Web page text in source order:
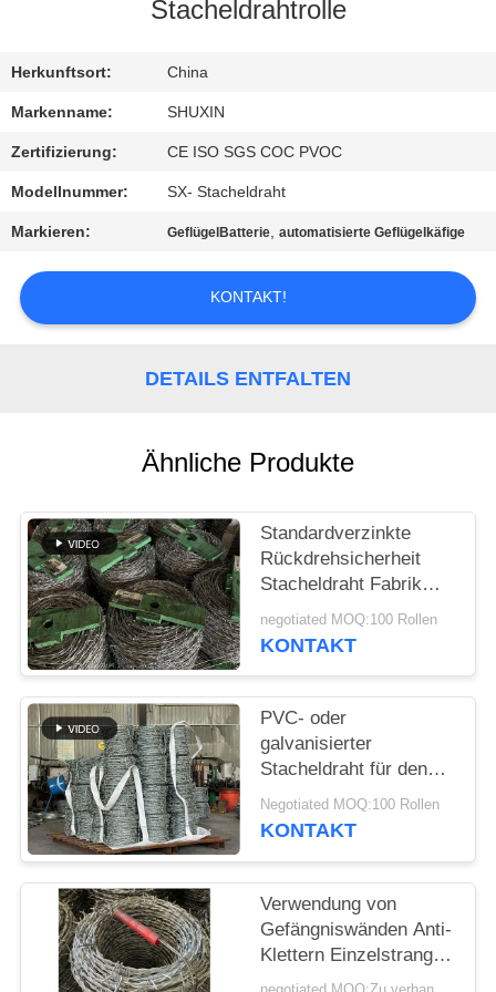
UNS
NACHRICHTEN
BITTE UM
ANGEBOT
Stacheldrahtrolle
Herkunftsort: China
Markenname: SHUXIN
Zertifizierung: CE ISO SGS COC PVOC
Modellnummer: SX- Stacheldraht
Markieren: GeflügelBatterie,automatisierte Geflügelkäfige
KONTAKT!
DETAILS ENTFALTEN
Ähnliche Produkte
Standardverzinkte
Rückdrehsicherheit
Stacheldraht Fabrik
direkt
negotiated MOQ:100 Rollen
KONTAKT
PVC- oder
galvanisierter
Stacheldraht für den
Grenzschutz
Negotiated MOQ:100 Rollen
KONTAKT
Verwendung von
Gefängniswänden Anti-
Klettern Einzelstrang
PVC beschichtet